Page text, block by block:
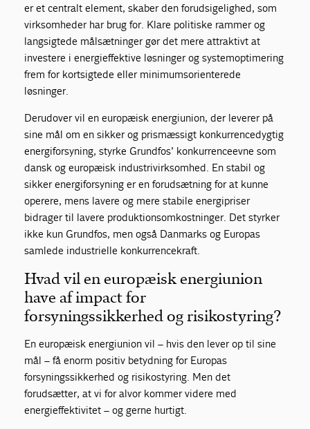
er et centralt element, skaber den forudsigelighed, som
virksomheder har brug for. Klare politiske rammer og
langsigtede målsætninger gør det mere attraktivt at
investere i energieffektive løsninger og systemoptimering
frem for kortsigtede eller minimumsorienterede
løsninger.
Derudover vil en europæisk energiunion, der leverer på
sine mål om en sikker og prismæssigt konkurrencedygtig
energiforsyning, styrke Grundfos’ konkurrenceevne som
dansk og europæisk industrivirksomhed. En stabil og
sikker energiforsyning er en forudsætning for at kunne
operere, mens lavere og mere stabile energipriser
bidrager til lavere produktionsomkostninger. Det styrker
ikke kun Grundfos, men også Danmarks og Europas
samlede industrielle konkurrencekraft.
Hvad vil en europæisk energiunion
have af impact for
forsyningssikkerhed og risikostyring?
En europæisk energiunion vil – hvis den lever op til sine
mål – få enorm positiv betydning for Europas
forsyningssikkerhed og risikostyring. Men det
forudsætter, at vi for alvor kommer videre med
energieffektivitet – og gerne hurtigt.